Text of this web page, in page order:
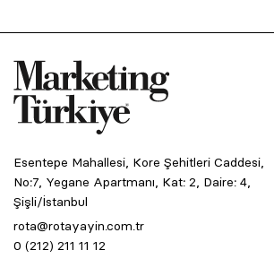
Esentepe Mahallesi, Kore Şehitleri Caddesi,
No:7, Yegane Apartmanı, Kat: 2, Daire: 4,
Şişli/İstanbul
rota@rotayayin.com.tr
0 (212) 211 11 12